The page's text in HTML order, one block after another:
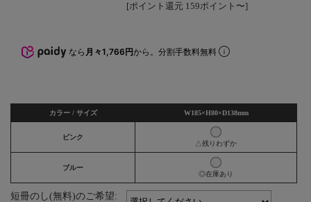
[ポイント還元 159ポイント〜]
なら 月々1,766円から。分割手数料無料
カラー / サイズ W185×H80×D138mm
ピンク
△残りわずか
ブルー
◎在庫あり
短冊のし(無料)のご希望: